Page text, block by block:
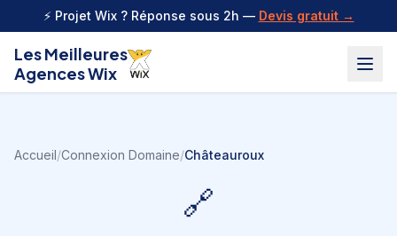
Aller au contenu
⚡ Projet Wix ? Réponse sous 2h — Devis gratuit →
Les Meilleures
Agences Wix
Accueil/Connexion Domaine/Châteauroux
🔗